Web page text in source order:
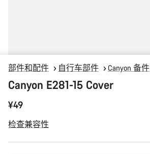
部件和配件 自行车部件 Canyon 备件
Canyon E281-15 Cover
¥49
检查兼容性